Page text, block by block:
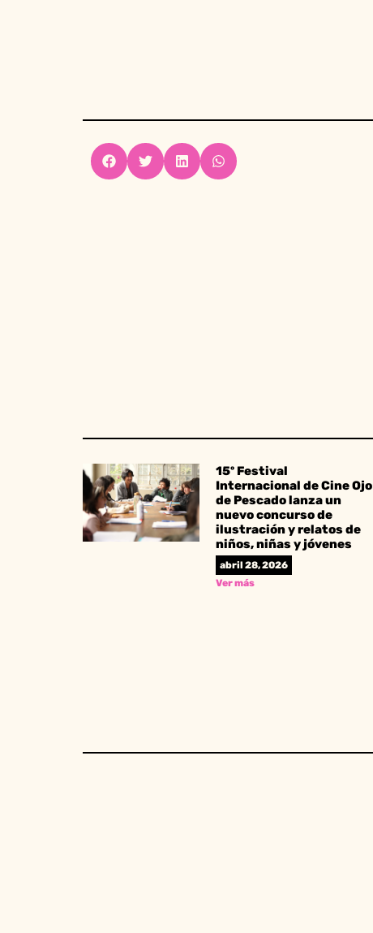
15º Festival
Internacional de Cine Ojo
de Pescado lanza un
nuevo concurso de
ilustración y relatos de
niños, niñas y jóvenes
abril 28, 2026
Ver más